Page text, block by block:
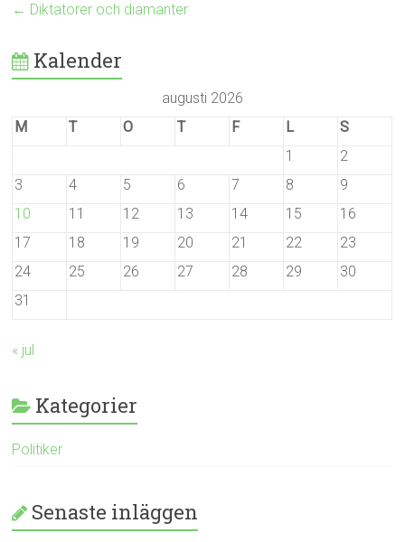
← Diktatorer och diamanter
Kalender
augusti 2026
M
T O T F L
S
1
2
3
4 5 6 7 8
9
10
11 12 13 14 15
16
17
18 19 20 21 22
23
24
25 26 27 28 29
30
31
« jul
Kategorier
Politiker
Senaste inläggen